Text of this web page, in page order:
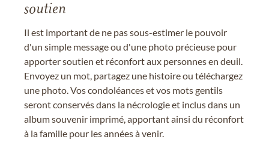
soutien
Il est important de ne pas sous-estimer le pouvoir
d'un simple message ou d'une photo précieuse pour
apporter soutien et réconfort aux personnes en deuil.
Envoyez un mot, partagez une histoire ou téléchargez
une photo. Vos condoléances et vos mots gentils
seront conservés dans la nécrologie et inclus dans un
album souvenir imprimé, apportant ainsi du réconfort
à la famille pour les années à venir.